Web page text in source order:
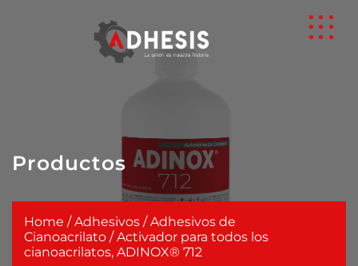
Productos
Home /Adhesivos /Adhesivos de
Cianoacrilato / Activador para todos los
cianoacrilatos, ADINOX® 712